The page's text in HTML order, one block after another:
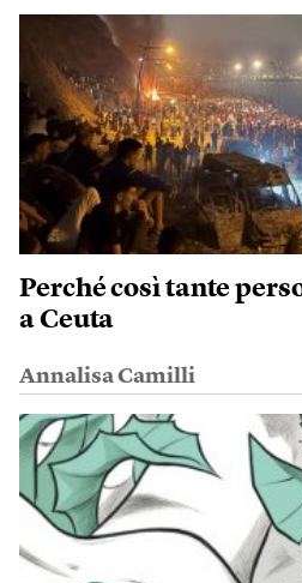
Perché così tante
a Ceuta
Annalisa Camilli